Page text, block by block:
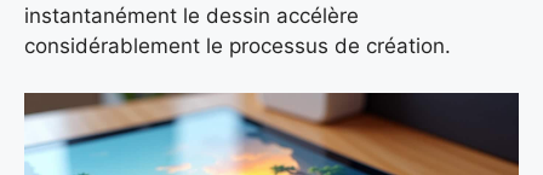
instantanément le dessin accélère
considérablement le processus de création.